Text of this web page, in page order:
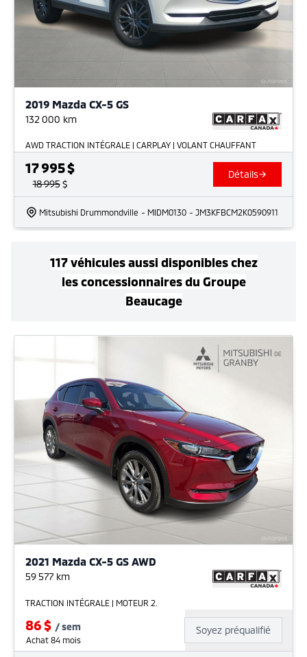
2019 Mazda CX-5 GS
132 000 km
AWD TRACTION INTÉGRALE | CARPLAY | VOLANT CHAUFFANT
17 995$
18 995$
Détails
Mitsubishi Drummondville - MIDM0130 - JM3KFBCM2K0590911
117véhicules aussi disponibles chez
les concessionnaires du Groupe
Beaucage
2021 Mazda CX-5 GS AWD
59 577 km
TRACTION INTÉGRALE | MOTEUR 2.
86$ /sem
Achat 84 mois
Soyez préqualifié